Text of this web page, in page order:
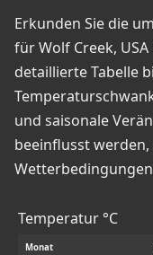
Erkunden Sie die
für Wolf Creek,
detaillierte Tabelle
und saisonale
beeinflusst
Temperatur °C
Monat